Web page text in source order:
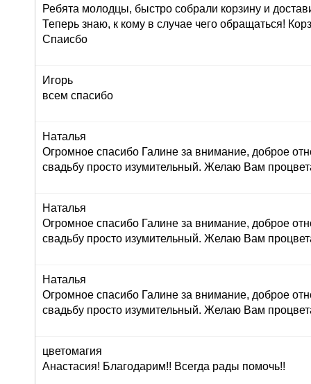
Ребята молодцы, быстро собрали корзину и
Теперь знаю, к кому в случае чего обращаться!
Спаисбо
Игорь
всем спасибо
Наталья
Огромное спасибо Галине за внимание, доброе
свадьбу просто изумительный. Желаю Вам
Наталья
Огромное спасибо Галине за внимание, доброе
свадьбу просто изумительный. Желаю Вам
Наталья
Огромное спасибо Галине за внимание, доброе
свадьбу просто изумительный. Желаю Вам
цветомагия
Анастасия! Благодарим!! Всегда рады помочь!!